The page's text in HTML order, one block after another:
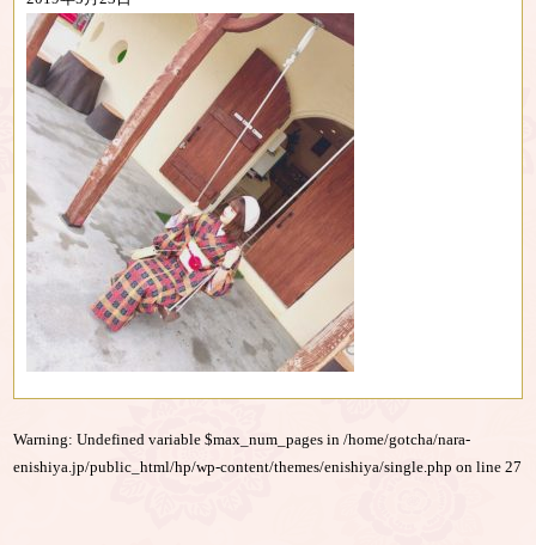
Warning: Undefined variable $max_num_pages in/home/gotcha/nara-
enishiya.jp/public_html/hp/wp-content/themes/enishiya/single.php on line27